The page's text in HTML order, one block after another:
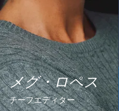
メグ・ロペス
チーフエディター